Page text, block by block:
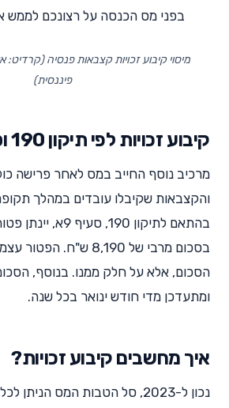
בפני מס הכנסה על רצונכם
מיסוי קיבוע זכויות קצבאות פנסיה
פיננסית)
קיבוע זכויות לפי תיקון 190 וסעיף 9א'
מרכיב נוסף החייב במס לאחר פרישה
והקצבאות שקיבלו עובדים במהלך
בהתאם לתיקון 190,
בסכום מרבי של 8,190 ש"ח.
הסכום, אלא על חלק ממנו. בנוסף,
ומתעדכן מדי חודש ינואר בכל שנה.
איך מחשבים קיבוע זכויות?
נכון ל-2023, סל הטבות המס